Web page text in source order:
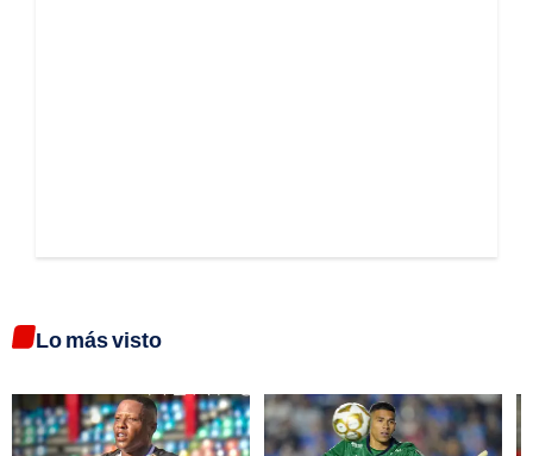
Lo más visto